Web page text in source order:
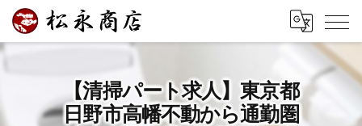
【清掃パート求人】東京都
日野市高幡不動から通勤圏